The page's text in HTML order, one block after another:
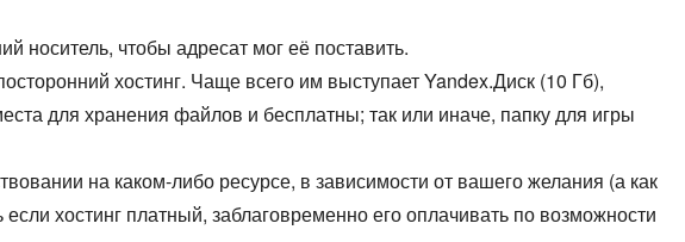
носитель, чтобы адресат мог её поставить.
хостинг. Чаще всего им выступает Yandex.Диск (10 Гб),
для хранения файлов и бесплатны; так или иначе, папку для игры
на каком-либо ресурсе, в зависимости от вашего желания (а как
хостинг платный, заблаговременно его оплачивать по возможности